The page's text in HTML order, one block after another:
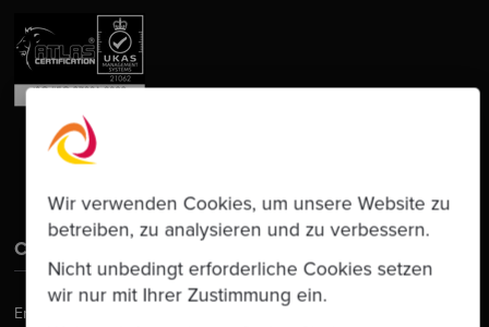
Wir verwenden Cookies, um unsere Website zu
betreiben, zu analysieren und zu verbessern.
Nicht unbedingt erforderliche Cookies setzen
wir nur mit Ihrer Zustimmung ein.
Contact Us
Email: